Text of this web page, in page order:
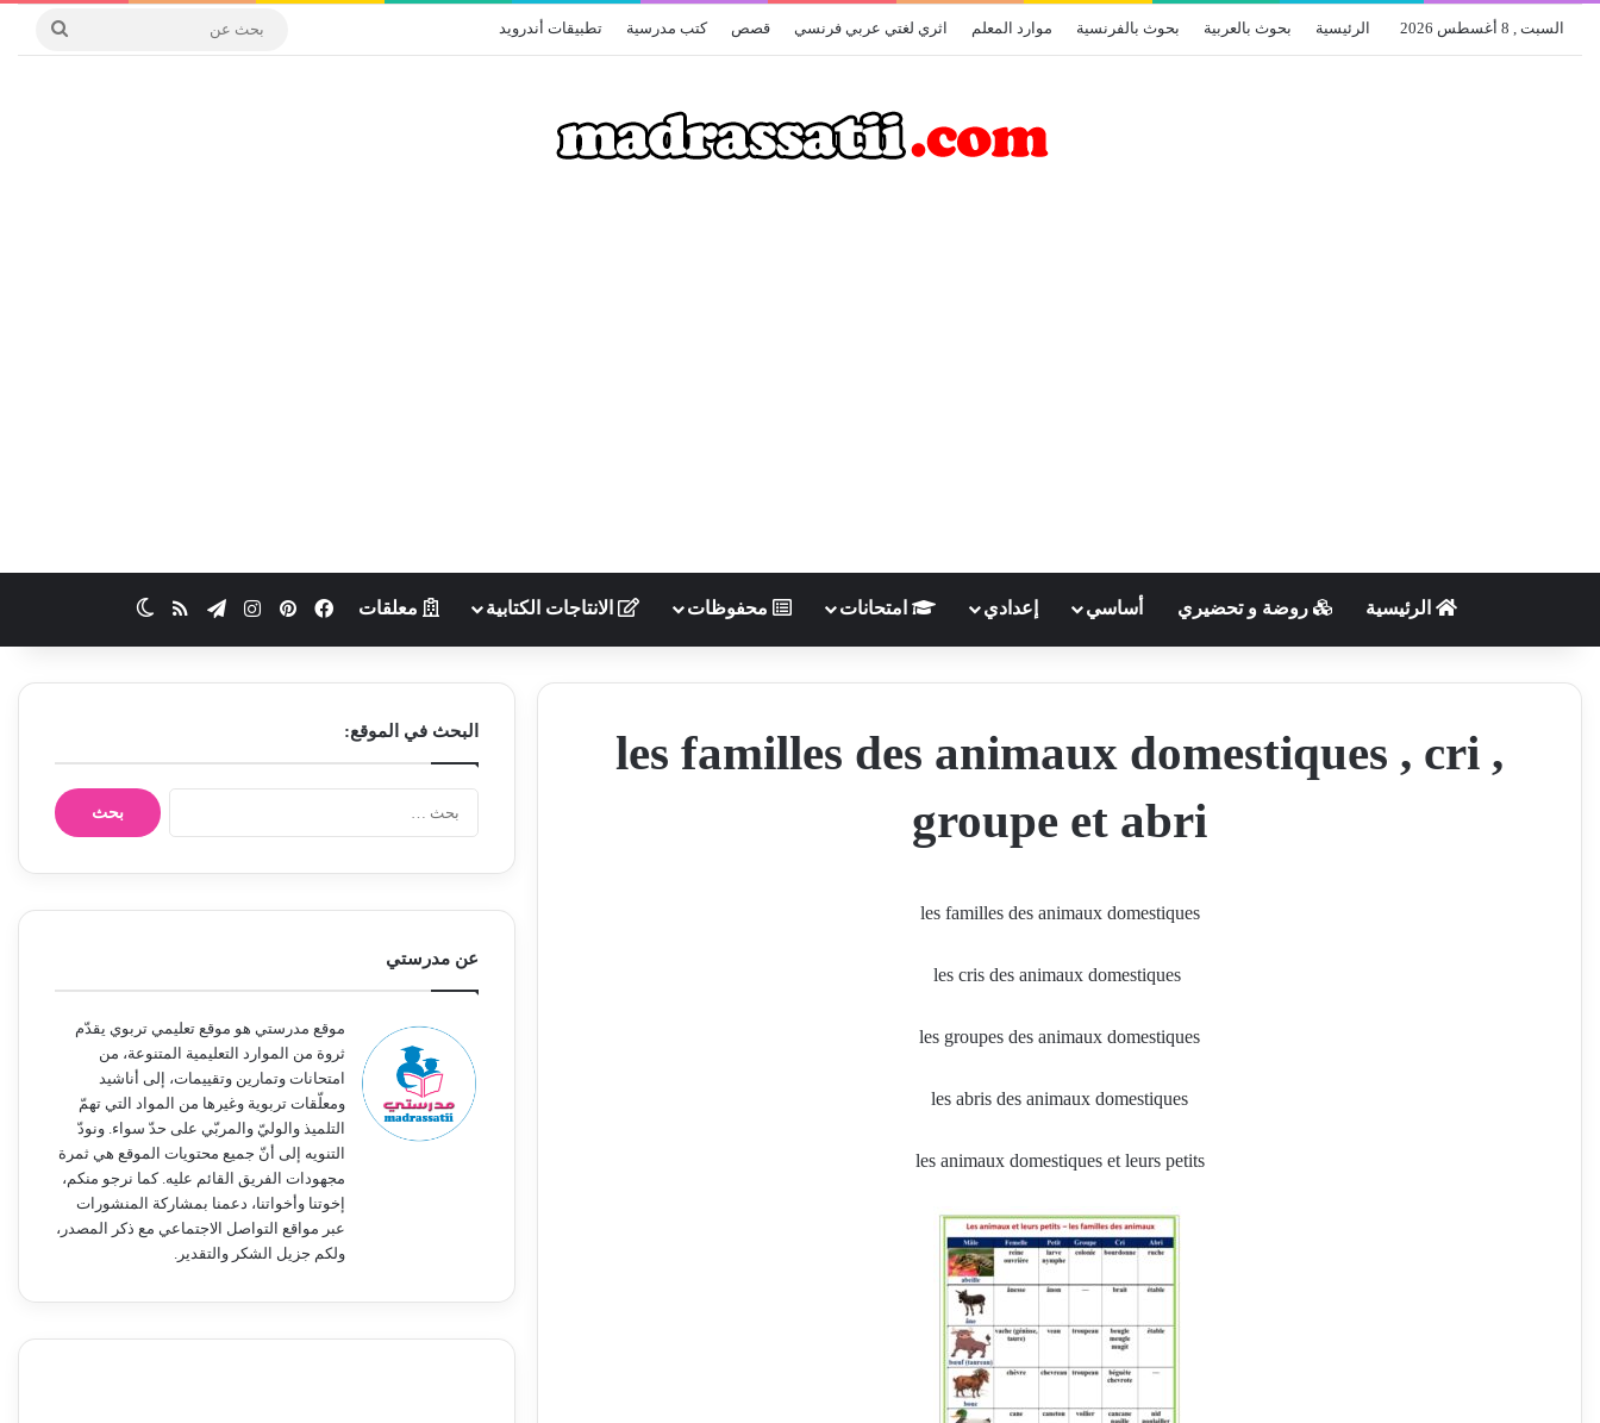
السبت , 8 أغسطس 2026 الرئيسية بحوث بالعربية بحوث بالفرنسية موارد المعلم اثري لغتي عربي فرنسي قصص كتب مدرسية تطبيقات أندرويد
الرئيسية روضة و تحضيري أساسي إعدادي امتحانات محفوظات الانتاجات الكتابية معلقات فيسبوكبينتيريستانستقرامتيلقرامملخص الموقع RSS
les familles des animaux domestiques , cri ,
groupe et abri
les familles des animaux domestiques
les groupes des animaux domestiques
les abris des animaux domestiques
les animaux domestiques et leurs petits
البحث في الموقع:
ح
عن مدرستي
موقع مدرستي هو موقع تعليمي تربوي يقدّم
ثروة من الموارد التعليمية المتنوعة، من
امتحانات وتمارين وتقييمات، إلى أناشيد
ومعلّقات تربوية وغيرها من المواد التي تهمّ
التلميذ والوليّ والمربّي على حدّ سواء. ونودّ
التنويه إلى أنّ جميع محتويات الموقع هي ثمرة
مجهودات الفريق القائم عليه. كما نرجو منكم،
إخوتنا وأخواتنا، دعمنا بمشاركة المنشورات
عبر مواقع التواصل الاجتماعي مع ذكر المصدر،
ولكم جزيل الشكر والتقدير.